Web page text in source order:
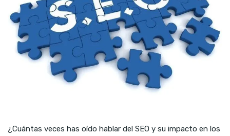
¿Cuántas veces has oído hablar del SEO y su impacto en los